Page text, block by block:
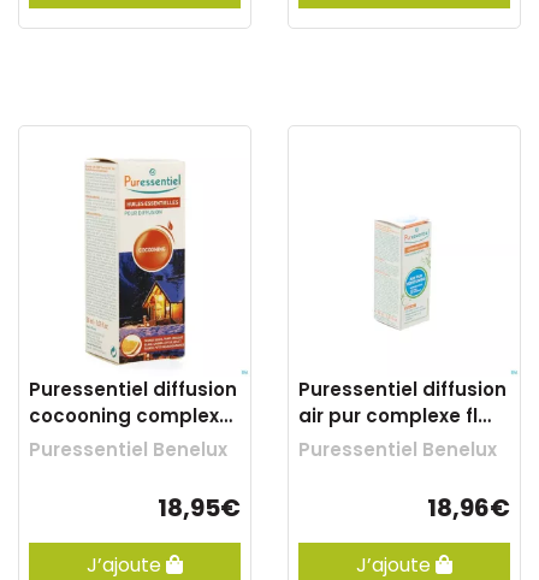
Puressentiel diffusion
cocooning complexe
fl 30ml
Puressentiel Benelux
18,95€
J’ajoute
Puressentiel diffusion
air pur complexe fl
30ml
Puressentiel Benelux
18,96€
J’ajoute